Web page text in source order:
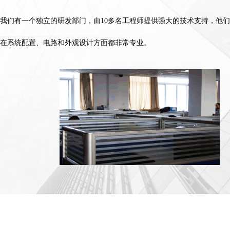
我们有一个独立的研发部门，由10多名工程师提供强大的技术支持，他们
在系统配置、电路和外观设计方面都非常专业。